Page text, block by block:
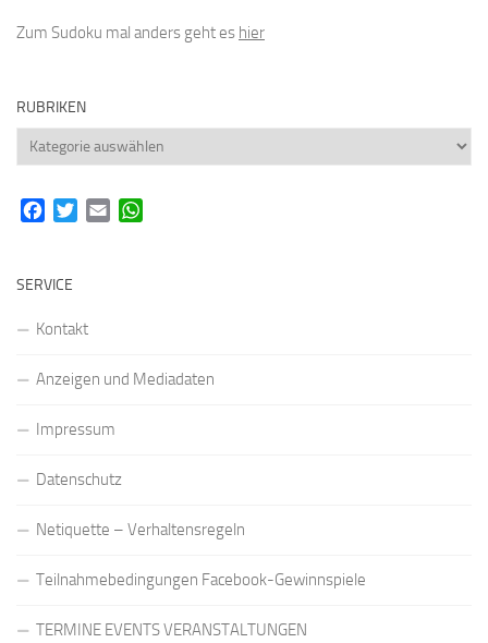
Zum Sudoku mal anders geht es hier
RUBRIKEN
Rubriken
FacebookTwitterEmail
SERVICE
Kontakt
Anzeigen und Mediadaten
Impressum
Datenschutz
Netiquette – Verhaltensregeln
Teilnahmebedingungen Facebook-Gewinnspiele
TERMINE EVENTS VERANSTALTUNGEN